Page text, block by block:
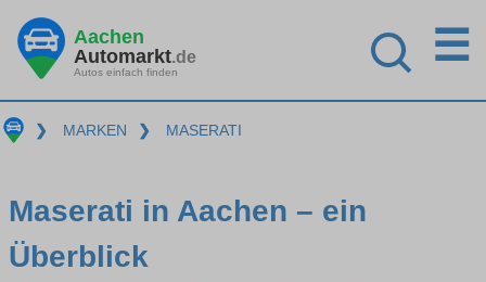
Aachen
Automarkt.de
Autos einfach finden
☰
❯ MARKEN ❯ MASERATI
Maserati in Aachen – ein
Überblick